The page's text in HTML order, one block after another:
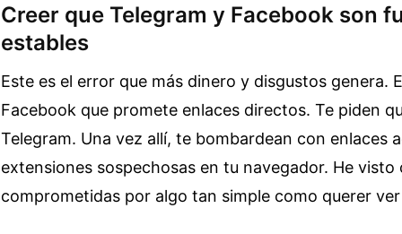
Creer que Telegram y Facebook son
estables
Este es el error que más dinero y disgustos genera.
Facebook que promete enlaces directos. Te piden
Telegram. Una vez allí, te bombardean con enlaces
extensiones sospechosas en tu navegador. He visto
comprometidas por algo tan simple como querer